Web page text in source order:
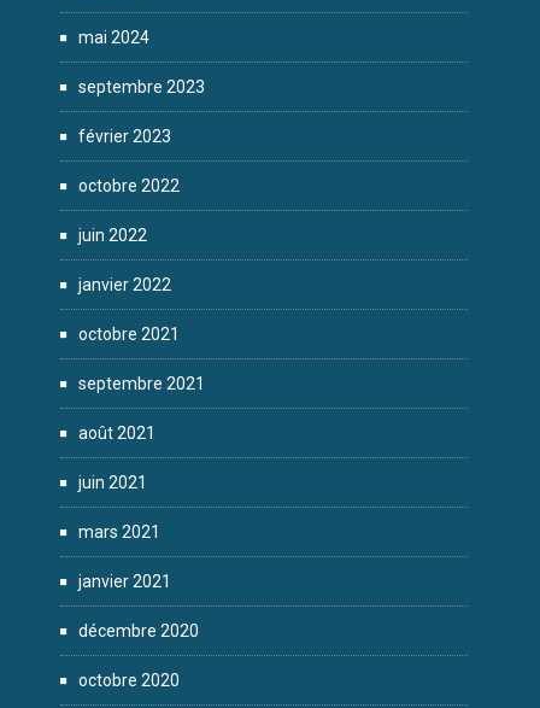
mai 2024
septembre 2023
février 2023
octobre 2022
juin 2022
janvier 2022
octobre 2021
septembre 2021
août 2021
juin 2021
mars 2021
janvier 2021
décembre 2020
octobre 2020